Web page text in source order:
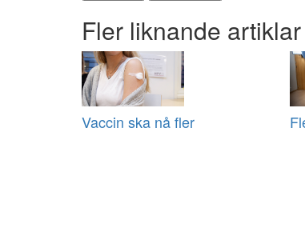
Fler liknande artiklar
Vaccin ska nå fler